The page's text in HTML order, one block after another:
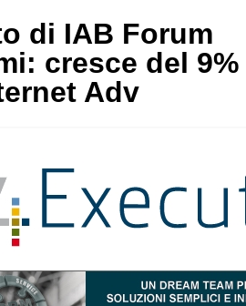
di IAB Forum
cresce del 9%
Adv